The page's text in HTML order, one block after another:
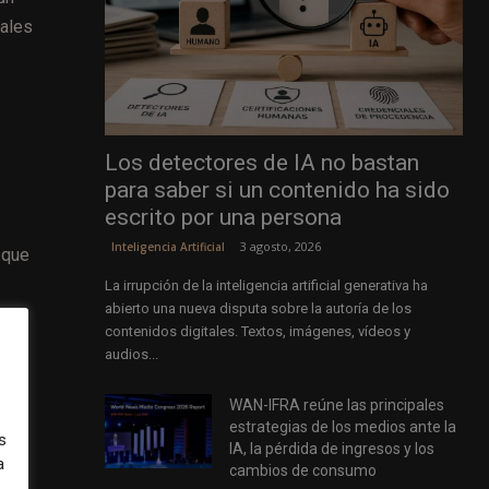
Los detectores de IA no bastan
para saber si un contenido ha sido
escrito por una persona
Inteligencia Artificial 3 agosto, 2026
La irrupción de la inteligencia artificial generativa ha
abierto una nueva disputa sobre la autoría de los
contenidos digitales. Textos, imágenes, vídeos y
audios...
WAN-IFRA reúne las principales
estrategias de los medios ante la
IA, la pérdida de ingresos y los
cambios de consumo